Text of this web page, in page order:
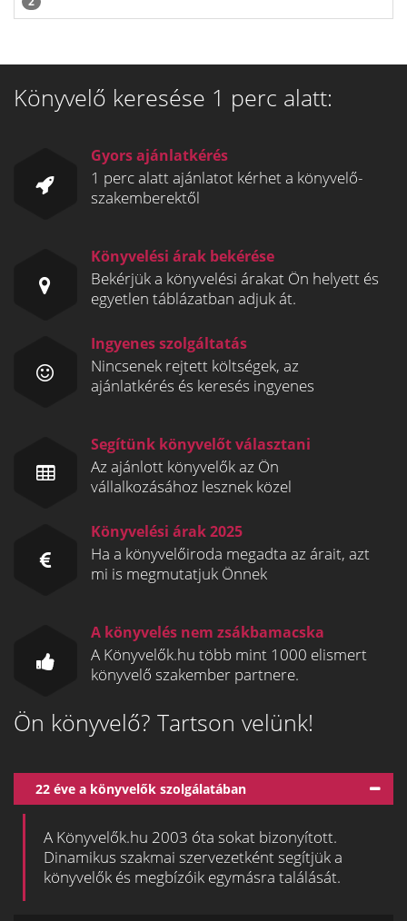
Könyvelő keresése 1 perc alatt:
Gyors ajánlatkérés
1 perc alatt ajánlatot kérhet a könyvelő-
szakemberektől
Könyvelési árak bekérése
Bekérjük a könyvelési árakat Ön helyett és
egyetlen táblázatban adjuk át.
Ingyenes szolgáltatás
Nincsenek rejtett költségek, az
ajánlatkérés és keresés ingyenes
Segítünk könyvelőt választani
Az ajánlott könyvelők az Ön
vállalkozásához lesznek közel
Könyvelési árak 2025
Ha a könyvelőiroda megadta az árait, azt
mi is megmutatjuk Önnek
A könyvelés nem zsákbamacska
A Könyvelők.hu több mint 1000 elismert
könyvelő szakember partnere.
Ön könyvelő? Tartson velünk!
22 éve a könyvelők szolgálatában
A Könyvelők.hu 2003 óta sokat bizonyított.
Dinamikus szakmai szervezetként segítjük a
könyvelők és megbízóik egymásra találását.